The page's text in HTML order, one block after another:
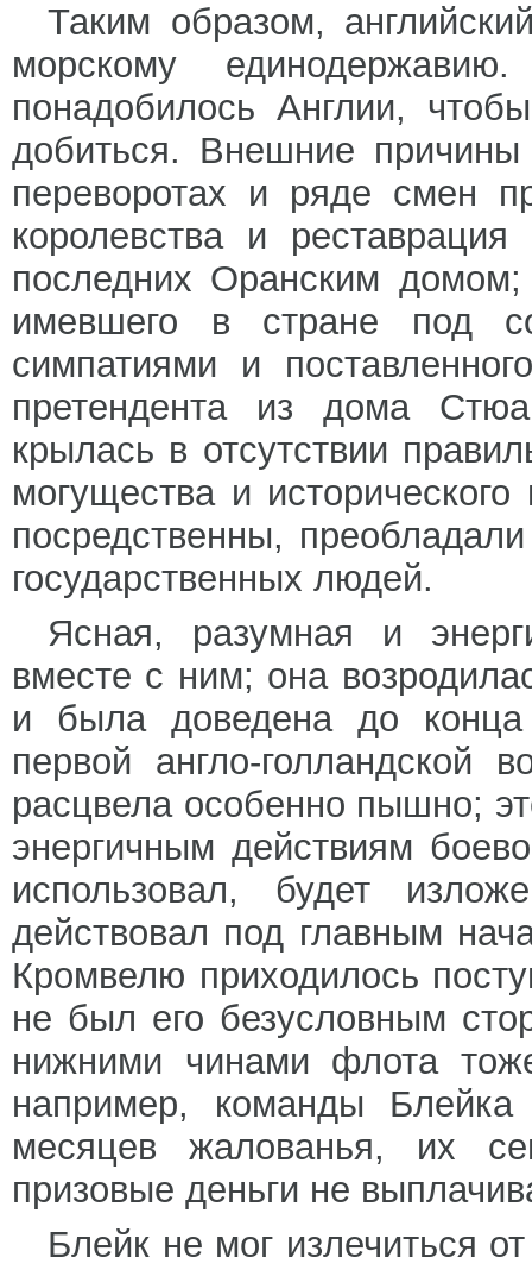
Таким образом,
морскому
понадобилось Англии,
добиться. Внешние причины
переворотах и ряде смен
королевства и
последних Оранским домом;
имевшего в стране под
симпатиями и
претендента из дома
крылась в отсутствии
могущества и
посредственны,
государственных людей.
Ясная, разумная и
вместе с ним; она
и была доведена до
первой англо-голландской
расцвела особенно пышно;
энергичным действиям
использовал, будет
действовал под главным
Кромвелю приходилось
не был его безусловным
нижними чинами флота
например, команды
месяцев жалованья, их
призовые деньги не
Блейк не мог излечиться